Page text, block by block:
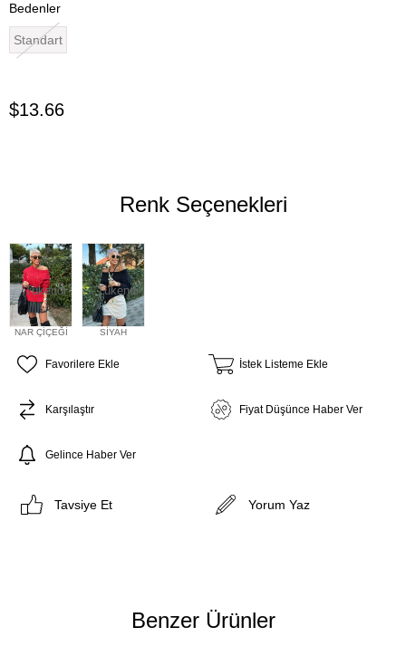
Bedenler
Standart
$13.66
Renk Seçenekleri
Tükendi
NAR ÇİÇEĞİ
Tükendi
SİYAH
Favorilere Ekle İstek Listeme Ekle
Karşılaştır Fiyat Düşünce Haber Ver
Gelince Haber Ver
Tavsiye Et Yorum Yaz
Benzer Ürünler